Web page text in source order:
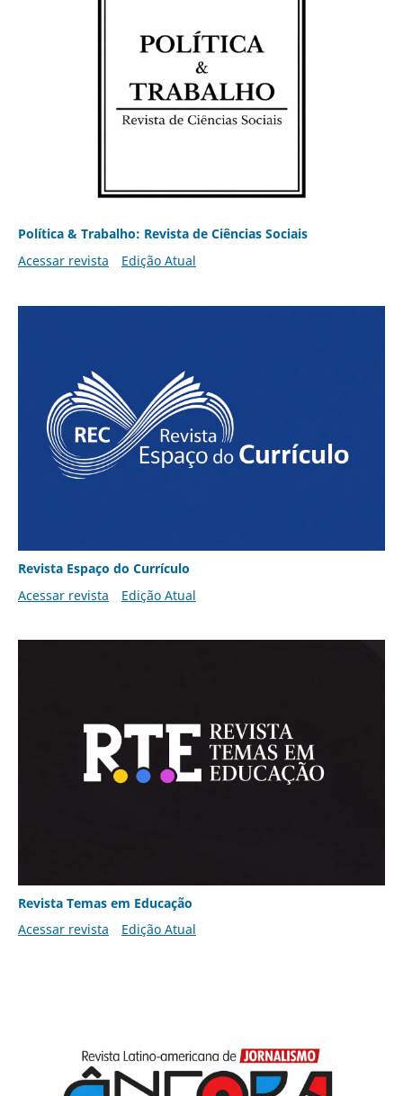
Política & Trabalho: Revista de Ciências Sociais
Acessar revista
Edição Atual
Revista Espaço do Currículo
Acessar revista
Edição Atual
Revista Temas em Educação
Acessar revista
Edição Atual